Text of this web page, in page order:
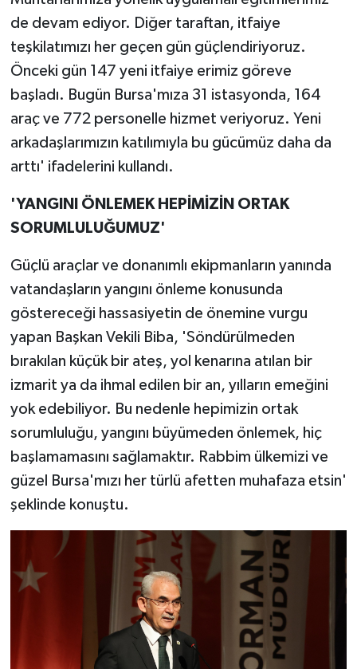
de devam ediyor. Diğer taraftan, itfaiye
teşkilatımızı her geçen gün güçlendiriyoruz.
Önceki gün 147 yeni itfaiye erimiz göreve
başladı. Bugün Bursa'mıza 31 istasyonda, 164
araç ve 772 personelle hizmet veriyoruz. Yeni
arkadaşlarımızın katılımıyla bu gücümüz daha da
arttı' ifadelerini kullandı.
'YANGINI ÖNLEMEK HEPİMİZİN ORTAK
SORUMLULUĞUMUZ'
Güçlü araçlar ve donanımlı ekipmanların yanında
vatandaşların yangını önleme konusunda
göstereceği hassasiyetin de önemine vurgu
yapan Başkan Vekili Biba, 'Söndürülmeden
bırakılan küçük bir ateş, yol kenarına atılan bir
izmarit ya da ihmal edilen bir an, yılların emeğini
yok edebiliyor. Bu nedenle hepimizin ortak
sorumluluğu, yangını büyümeden önlemek, hiç
başlamamasını sağlamaktır. Rabbim ülkemizi ve
güzel Bursa'mızı her türlü afetten muhafaza etsin'
şeklinde konuştu.